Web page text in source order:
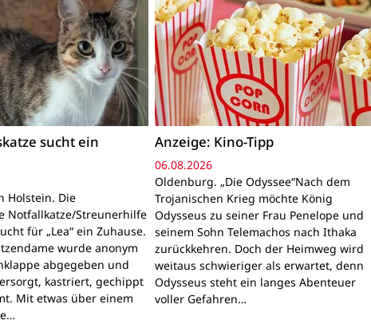
sucht ein
Holstein. Die
Notfallkatze/Streunerhilfe
für „Lea“ ein Zuhause.
wurde anonym
abgegeben und
kastriert, gechippt
Mit etwas über einem
Anzeige: Kino-Tipp
06.08.2026
Oldenburg. „Die Odyssee“Nach dem
Trojanischen Krieg möchte König
Odysseus zu seiner Frau Penelope und
seinem Sohn Telemachos nach Ithaka
zurückkehren. Doch der Heimweg wird
weitaus schwieriger als erwartet, denn
Odysseus steht ein langes Abenteuer
voller Gefahren…